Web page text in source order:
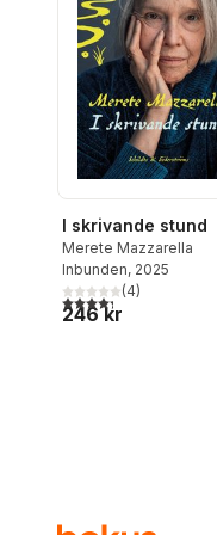
I skrivande stund
Merete Mazzarella
Inbunden, 2025
4,3utav 5 stjärnor.
(4)
246 kr